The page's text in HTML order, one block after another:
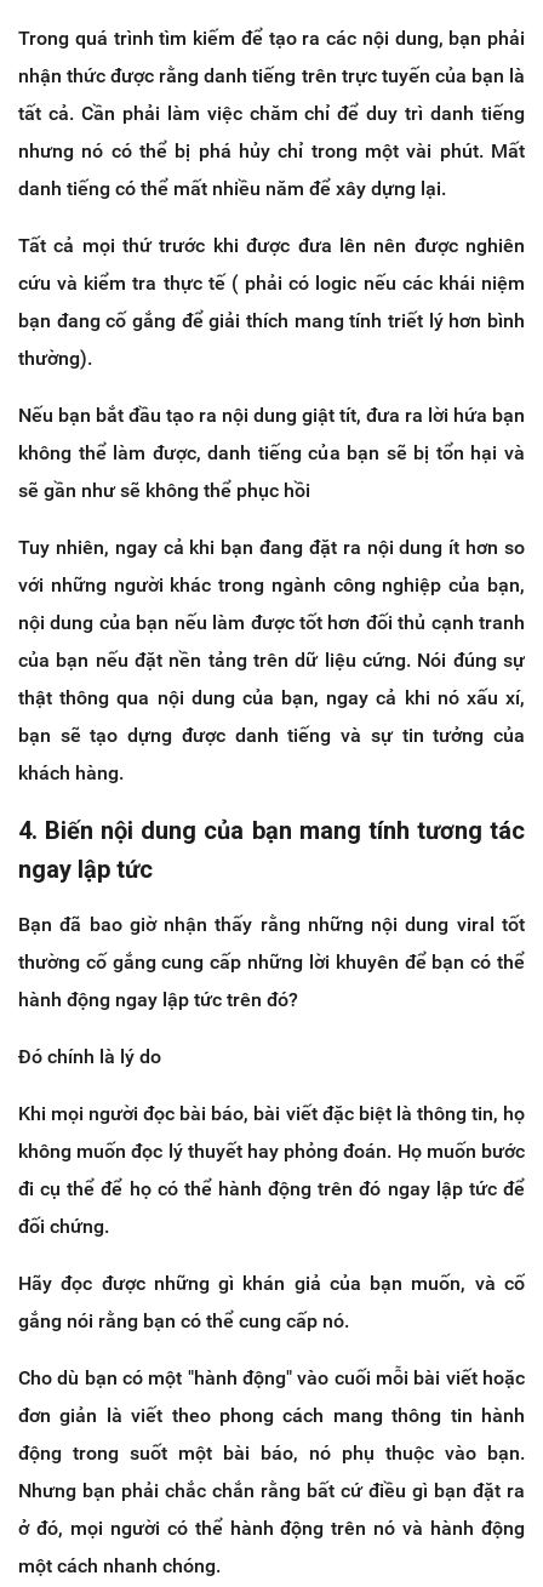
Trong quá trình tìm kiếm để tạo ra các nội dung, bạn phải
nhận thức được rằng danh tiếng trên trực tuyến của bạn là
tất cả. Cần phải làm việc chăm chỉ để duy trì danh tiếng
nhưng nó có thể bị phá hủy chỉ trong một vài phút. Mất
danh tiếng có thể mất nhiều năm để xây dựng lại.
Tất cả mọi thứ trước khi được đưa lên nên được nghiên
cứu và kiểm tra thực tế ( phải có logic nếu các khái niệm
bạn đang cố gắng để giải thích mang tính triết lý hơn bình
thường).
Nếu bạn bắt đầu tạo ra nội dung giật tít, đưa ra lời hứa bạn
không thể làm được, danh tiếng của bạn sẽ bị tổn hại và
sẽ gần như sẽ không thể phục hồi
Tuy nhiên, ngay cả khi bạn đang đặt ra nội dung ít hơn so
với những người khác trong ngành công nghiệp của bạn,
nội dung của bạn nếu làm được tốt hơn đối thủ cạnh tranh
của bạn nếu đặt nền tảng trên dữ liệu cứng. Nói đúng sự
thật thông qua nội dung của bạn, ngay cả khi nó xấu xí,
bạn sẽ tạo dựng được danh tiếng và sự tin tưởng của
khách hàng.
4. Biến nội dung của bạn mang tính tương tác
ngay lập tức
Bạn đã bao giờ nhận thấy rằng những nội dung viral tốt
thường cố gắng cung cấp những lời khuyên để bạn có thể
hành động ngay lập tức trên đó?
Đó chính là lý do
Khi mọi người đọc bài báo, bài viết đặc biệt là thông tin, họ
không muốn đọc lý thuyết hay phỏng đoán. Họ muốn bước
đi cụ thể để họ có thể hành động trên đó ngay lập tức để
đối chứng.
Hãy đọc được những gì khán giả của bạn muốn, và cố
gắng nói rằng bạn có thể cung cấp nó.
Cho dù bạn có một "hành động" vào cuối mỗi bài viết hoặc
đơn giản là viết theo phong cách mang thông tin hành
động trong suốt một bài báo, nó phụ thuộc vào bạn.
Nhưng bạn phải chắc chắn rằng bất cứ điều gì bạn đặt ra
ở đó, mọi người có thể hành động trên nó và hành động
một cách nhanh chóng.